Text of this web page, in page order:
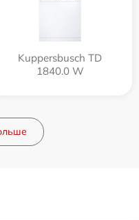
Kuppersbusch TD
1840.0 W